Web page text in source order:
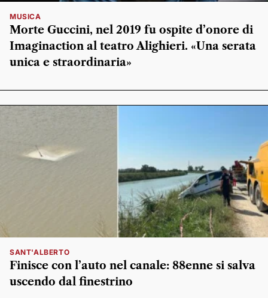
MUSICA
Morte Guccini, nel 2019 fu ospite d’onore di
Imaginaction al teatro Alighieri. «Una serata
unica e straordinaria»
SANT'ALBERTO
Finisce con l’auto nel canale: 88enne si salva
uscendo dal finestrino